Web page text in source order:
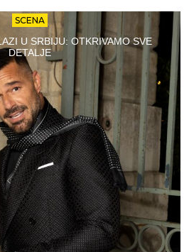
SCENA
U SRBIJU: OTKRIVAMO SVE
DETALJE